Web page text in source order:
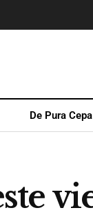
De Pura Cepa